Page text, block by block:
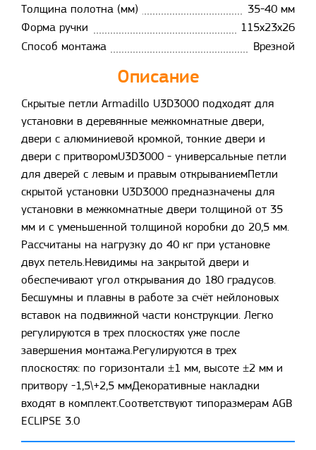
Толщина полотна (мм)
35-40 мм
Форма ручки
115х23х26
Способ монтажа
Врезной
Описание
Скрытые петли Armadillo U3D3000 подходят для
установки в деревянные межкомнатные двери,
двери с алюминиевой кромкой, тонкие двери и
двери с притворомU3D3000 - универсальные петли
для дверей с левым и правым открываниемПетли
скрытой установки U3D3000 предназначены для
установки в межкомнатные двери толщиной от 35
мм и с уменьшенной толщиной коробки до 20,5 мм.
Рассчитаны на нагрузку до 40 кг при установке
двух петель.Невидимы на закрытой двери и
обеспечивают угол открывания до 180 градусов.
Бесшумны и плавны в работе за счёт нейлоновых
вставок на подвижной части конструкции. Легко
регулируются в трех плоскостях уже после
завершения монтажа.Регулируются в трех
плоскостях: по горизонтали ±1 мм, высоте ±2 мм и
притвору -1,5\+2,5 ммДекоративные накладки
входят в комплект.Соответствуют типоразмерам AGB
ECLIPSE 3.0